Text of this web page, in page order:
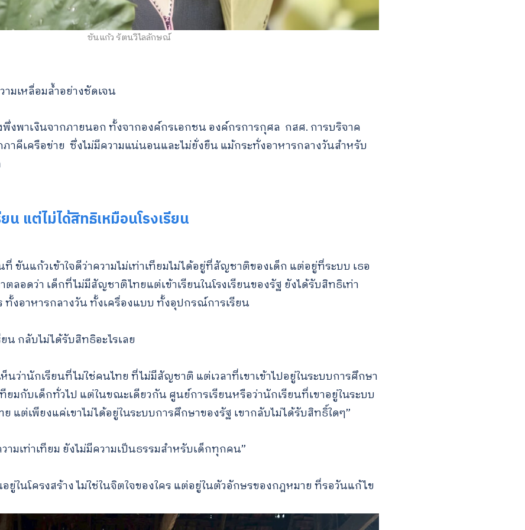
ขันแก้ว รัตนวิไลลักษณ์
ามเหลื่อมล้ำอย่างชัดเจน
งพาเงินจากภายนอก ทั้งจากองค์กรเอกชน องค์กรการกุศล กสศ. การบริจาค
าคีเครือข่าย ซึ่งไม่มีความแน่นอนและไม่ยั่งยืน แม้กระทั่งอาหารกลางวันสำหรับ
น แต่ไม่ได้สิทธิเหมือนโรงเรียน
ขันแก้วเข้าใจดีว่าความไม่เท่าเทียมไม่ได้อยู่ที่สัญชาติของเด็ก แต่อยู่ที่ระบบ เธอ
ลอดว่า เด็กที่ไม่มีสัญชาติไทยแต่เข้าเรียนในโรงเรียนของรัฐ ยังได้รับสิทธิเท่า
ทั้งอาหารกลางวัน ทั้งเครื่องแบบ ทั้งอุปกรณ์การเรียน
น กลับไม่ได้รับสิทธิอะไรเลย
นว่านักเรียนที่ไม่ใช่คนไทย ที่ไม่มีสัญชาติ แต่เวลาที่เขาเข้าไปอยู่ในระบบการศึกษา
ยมกับเด็กทั่วไป แต่ในขณะเดียวกัน ศูนย์การเรียนหรือว่านักเรียนที่เขาอยู่ในระบบ
แต่เพียงแค่เขาไม่ได้อยู่ในระบบการศึกษาของรัฐ เขากลับไม่ได้รับสิทธิ์ใดๆ”
มเท่าเทียม ยังไม่มีความเป็นธรรมสำหรับเด็กทุกคน”
ยู่ในโครงสร้าง ไม่ใช่ในจิตใจของใคร แต่อยู่ในตัวอักษรของกฎหมาย ที่รอวันแก้ไข